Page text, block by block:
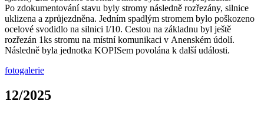
Po zdokumentování stavu byly stromy následně rozřezány, silnice
uklizena a zprůjezdněna. Jedním spadlým stromem bylo poškozeno
ocelové svodidlo na silnici I/10. Cestou na základnu byl ještě
rozřezán 1ks stromu na místní komunikaci v Anenském údolí.
Následně byla jednotka KOPISem povolána k další události.
fotogalerie
12/2025